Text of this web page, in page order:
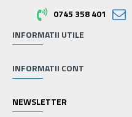
0745 358 401
INFORMATII UTILE
INFORMATII CONT
NEWSLETTER